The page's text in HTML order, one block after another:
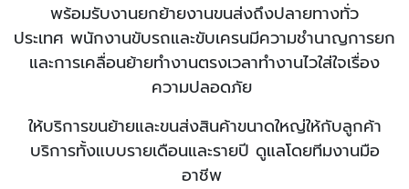
พร้อมรับงานยกย้ายงานขนส่งถึงปลายทางทั่ว
ประเทศ พนักงานขับรถและขับเครนมีความชำนาญการยก
และการเคลื่อนย้ายทำงานตรงเวลาทำงานไวใส่ใจเรื่อง
ความปลอดภัย
ให้บริการขนย้ายและขนส่งสินค้าขนาดใหญ่ให้กับลูกค้า
บริการทั้งแบบรายเดือนและรายปี ดูแลโดยทีมงานมือ
อาชีพ